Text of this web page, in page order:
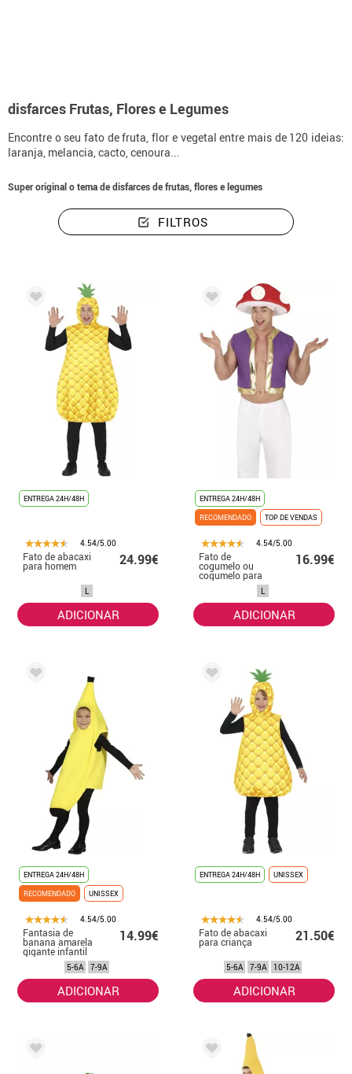
disfarces Frutas, Flores e Legumes
Encontre o seu fato de fruta, flor e vegetal entre mais de 120 ideias:
laranja, melancia, cacto, cenoura...
Super original o tema de disfarces de frutas, flores e legumes
FILTROS
ENTREGA 24H/48H
4.54/5.00
Fato de abacaxi
para homem 24.99€
L
ADICIONAR
ENTREGA 24H/48H
RECOMENDADO
TOP DE VENDAS
4.54/5.00
Fato de
cogumelo ou
cogumelo para
videogame para
16.99€
L
ADICIONAR
ENTREGA 24H/48H
RECOMENDADO
UNISSEX
4.54/5.00
Fantasia de
banana amarela
gigante infantil
14.99€
5-6A 7-9A
ADICIONAR
ENTREGA 24H/48H UNISSEX
4.54/5.00
Fato de abacaxi
para criança 21.50€
5-6A 7-9A 10-12A
ADICIONAR